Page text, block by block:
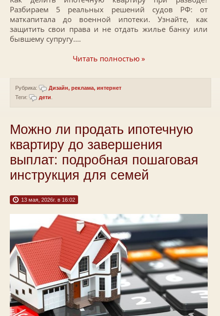
Разбираем 5 реальных решений судов РФ: от
маткапитала до военной ипотеки. Узнайте, как
защитить свои права и не отдать жилье банку или
бывшему супругу.…
Читать полностью »
Рубрика:
Дизайн, реклама, интернет
Теги:
дети
Можно ли продать ипотечную
квартиру до завершения
выплат: подробная пошаговая
инструкция для семей
13 мая, 2026г. в 16:02